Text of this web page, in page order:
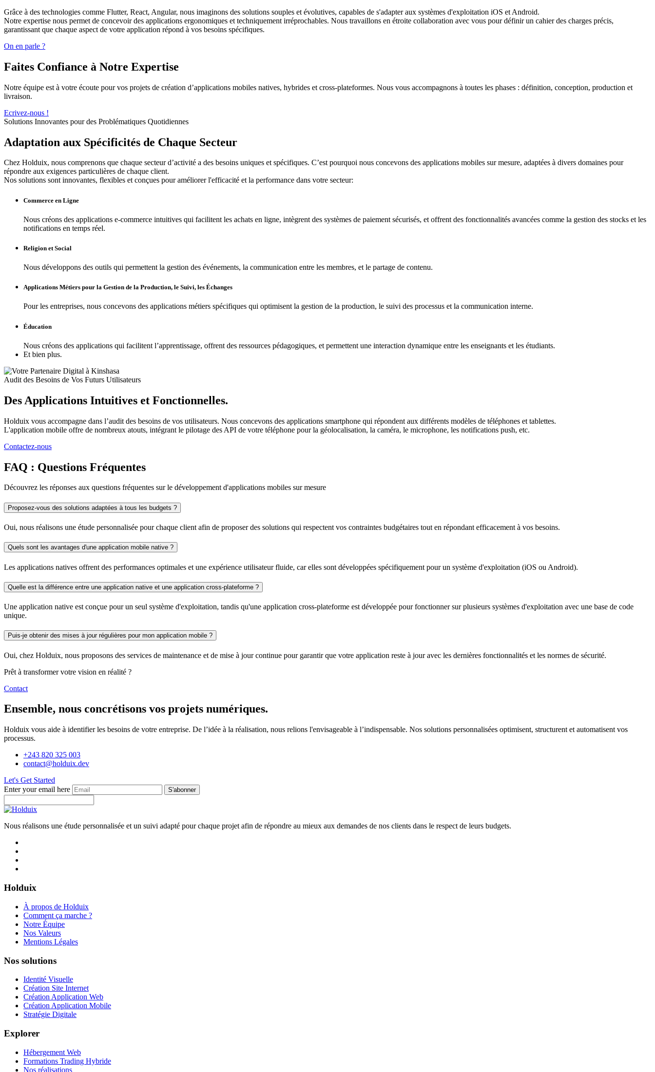
Grâce à des technologies comme Flutter, React, Angular, nous imaginons des solutions souples et évolutives, capables de s'adapter aux systèmes d'exploitation iOS et Android.
Notre expertise nous permet de concevoir des applications ergonomiques et techniquement irréprochables. Nous travaillons en étroite collaboration avec vous pour définir un cahier des charges précis,
garantissant que chaque aspect de votre application répond à vos besoins spécifiques.
On en parle ?
Faites Confiance à Notre Expertise
Notre équipe est à votre écoute pour vos projets de création d’applications mobiles natives, hybrides et cross-plateformes. Nous vous accompagnons à toutes les phases : définition, conception, production et
livraison.
Ecrivez-nous !
Solutions Innovantes pour des Problématiques Quotidiennes
Adaptation aux Spécificités de Chaque Secteur
Chez Holduix, nous comprenons que chaque secteur d’activité a des besoins uniques et spécifiques. C’est pourquoi nous concevons des applications mobiles sur mesure, adaptées à divers domaines pour
répondre aux exigences particulières de chaque client.
Nos solutions sont innovantes, flexibles et conçues pour améliorer l'efficacité et la performance dans votre secteur:
Commerce en Ligne
Nous créons des applications e-commerce intuitives qui facilitent les achats en ligne, intègrent des systèmes de paiement sécurisés, et offrent des fonctionnalités avancées comme la gestion des stocks et les
notifications en temps réel.
Religion et Social
Nous développons des outils qui permettent la gestion des événements, la communication entre les membres, et le partage de contenu.
Applications Métiers pour la Gestion de la Production, le Suivi, les Échanges
Pour les entreprises, nous concevons des applications métiers spécifiques qui optimisent la gestion de la production, le suivi des processus et la communication interne.
Éducation
Nous créons des applications qui facilitent l’apprentissage, offrent des ressources pédagogiques, et permettent une interaction dynamique entre les enseignants et les étudiants.
Et bien plus.
Audit des Besoins de Vos Futurs Utilisateurs
Des Applications Intuitives et Fonctionnelles.
Holduix vous accompagne dans l’audit des besoins de vos utilisateurs. Nous concevons des applications smartphone qui répondent aux différents modèles de téléphones et tablettes.
L'application mobile offre de nombreux atouts, intégrant le pilotage des API de votre téléphone pour la géolocalisation, la caméra, le microphone, les notifications push, etc.
Contactez-nous
FAQ : Questions Fréquentes
Découvrez les réponses aux questions fréquentes sur le développement d'applications mobiles sur mesure
Proposez-vous des solutions adaptées à tous les budgets ?
Oui, nous réalisons une étude personnalisée pour chaque client afin de proposer des solutions qui respectent vos contraintes budgétaires tout en répondant efficacement à vos besoins.
Quels sont les avantages d'une application mobile native ?
Les applications natives offrent des performances optimales et une expérience utilisateur fluide, car elles sont développées spécifiquement pour un système d'exploitation (iOS ou Android).
Quelle est la différence entre une application native et une application cross-plateforme ?
Une application native est conçue pour un seul système d'exploitation, tandis qu'une application cross-plateforme est développée pour fonctionner sur plusieurs systèmes d'exploitation avec une base de code
unique.
Puis-je obtenir des mises à jour régulières pour mon application mobile ?
Oui, chez Holduix, nous proposons des services de maintenance et de mise à jour continue pour garantir que votre application reste à jour avec les dernières fonctionnalités et les normes de sécurité.
Prêt à transformer votre vision en réalité ?
Contact
Ensemble, nous concrétisons vos projets numériques.
Holduix vous aide à identifier les besoins de votre entreprise. De l’idée à la réalisation, nous relions l'envisageable à l’indispensable. Nos solutions personnalisées optimisent, structurent et automatisent vos
processus.
+243 820 325 003
contact@holduix.dev
Let's Get Started
Enter your email here
S'abonner
Nous réalisons une étude personnalisée et un suivi adapté pour chaque projet afin de répondre au mieux aux demandes de nos clients dans le respect de leurs budgets.
Holduix
À propos de Holduix
Comment ça marche ?
Notre Équipe
Nos Valeurs
Mentions Légales
Nos solutions
Identité Visuelle
Création Site Internet
Création Application Web
Création Application Mobile
Stratégie Digitale
Explorer
Hébergement Web
Formations Trading Hybride
Nos réalisations